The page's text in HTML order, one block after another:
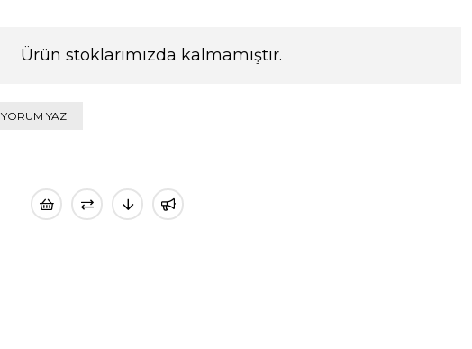
Ürün stoklarımızda kalmamıştır.
YORUM YAZ